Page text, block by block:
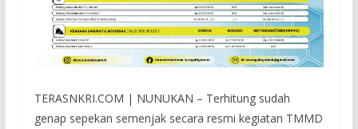
TERASNKRI.COM | NUNUKAN – Terhitung sudah
genap sepekan semenjak secara resmi kegiatan TMMD